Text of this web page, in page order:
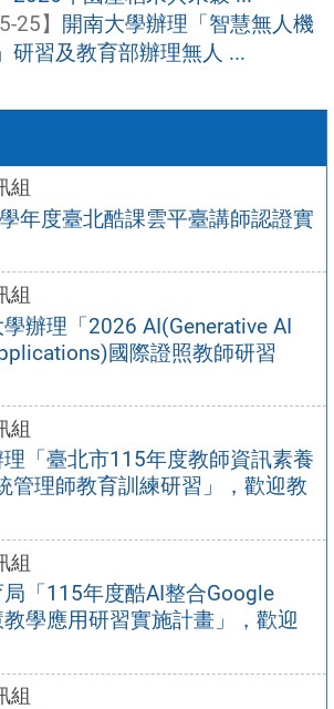
組
年度臺北酷課雲平臺講師認證實
組
辦理「2026 AI(Generative AI
國際證照教師研習
組
「臺北市115年度教師資訊素養
管理師教育訓練研習」，歡迎教
組
「115年度酷AI整合Google
學應用研習實施計畫」，歡迎
組
25】 開南大學辦理「智慧無人機
研習及教育部辦理無人 ...